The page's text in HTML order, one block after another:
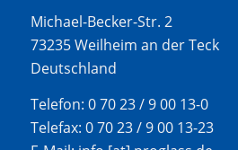
Michael-Becker-Str. 2
73235 Weilheim an der Teck
Deutschland
Telefon: 0 70 23 / 9 00 13-0
Telefax: 0 70 23 / 9 00 13-23